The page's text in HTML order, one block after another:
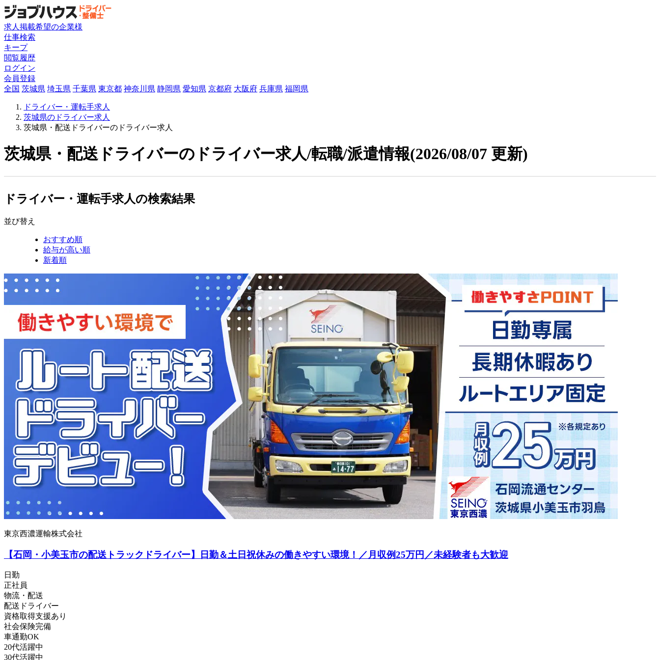
求人掲載希望の企業様
仕事検索
キープ
閲覧履歴
ログイン
会員登録
全国 茨城県 埼玉県 千葉県 東京都 神奈川県 静岡県 愛知県 京都府 大阪府 兵庫県 福岡県
ドライバー・運転手求人
茨城県のドライバー求人
茨城県・配送ドライバーのドライバー求人
茨城県・配送ドライバーのドライバー求人/転職/派遣情報(2026/08/07 更新)
ドライバー・運転手求人の検索結果
並び替え
おすすめ順
給与が高い順
新着順
東京西濃運輸株式会社
【石岡・小美玉市の配送トラックドライバー】日勤＆土日祝休みの働きやすい環境！／月収例25万円／未経験者も大歓迎
日勤
正社員
物流・配送
配送ドライバー
資格取得支援あり
社会保険完備
車通勤OK
20代活躍中
30代活躍中